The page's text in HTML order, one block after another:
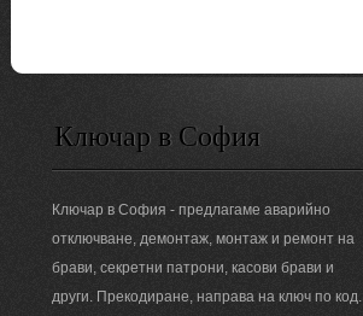
Ключар в София
Ключар в София - предлагаме аварийно
отключване, демонтаж, монтаж и ремонт на
брави, секретни патрони, касови брави и
други. Прекодиране, направа на ключ по код.